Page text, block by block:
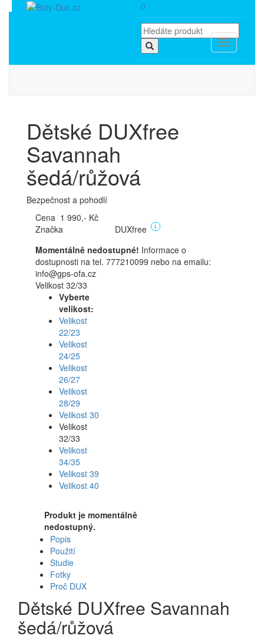
0
Toggle
navigation
Dětské DUXfree
Savannah
šedá/růžová
Bezpečnost a pohodlí
Cena 1 990,- Kč
Značka
DUXfree i
Momentálně nedostupné! Informace o
dostupnosti na tel. 777210099 nebo na emailu:
info@gps-ofa.cz
Velikost 32/33
Vyberte
velikost:
Velikost
22/23
Velikost
24/25
Velikost
26/27
Velikost
28/29
Velikost 30
Velikost
32/33
Velikost
34/35
Velikost 39
Velikost 40
Produkt je momentálně
nedostupný.
Popis
Použití
Studie
Fotky
Proč DUX
Dětské DUXfree Savannah
šedá/růžová